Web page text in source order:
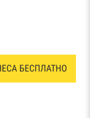
БЕСПЛАТНО